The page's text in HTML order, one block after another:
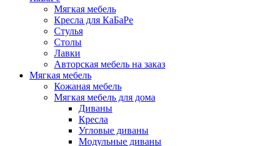
Мягкая мебель
Кресла для КаБаРе
Стулья
Столы
Лавки
Авторская мебель на заказ
Мягкая мебель
Кожаная мебель
Мягкая мебель для дома
Диваны
Кресла
Угловые диваны
Модульные диваны